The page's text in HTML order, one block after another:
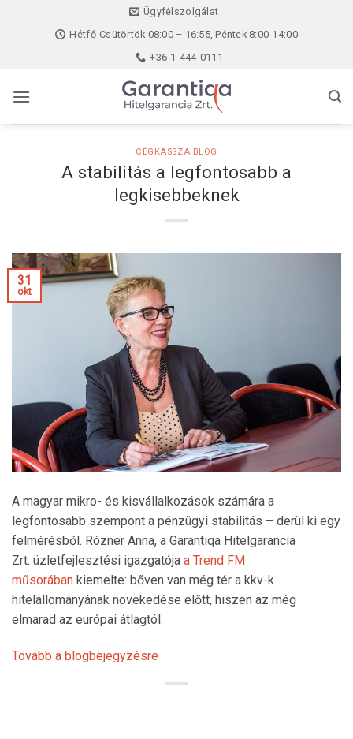
Ügyfélszolgálat
Hétfő-Csütörtök 08:00 – 16:55, Péntek 8:00-14:00
+36-1-444-0111
CÉGKASSZA BLOG
A stabilitás a legfontosabb a
legkisebbeknek
31
okt
A magyar mikro- és kisvállalkozások számára a
legfontosabb szempont a pénzügyi stabilitás – derül ki egy
felmérésből. Rózner Anna, a Garantiqa Hitelgarancia
Zrt. üzletfejlesztési igazgatója a Trend FM
műsorában kiemelte: bőven van még tér a kkv-k
hitelállományának növekedése előtt, hiszen az még
elmarad az európai átlagtól.
Tovább a blogbejegyzésre